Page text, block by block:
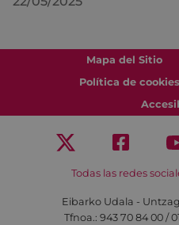
Mapa del Sitio
Política de cookies
Todas las redes
Eibarko Udala -
Tfnoa.: 943 70 84 00 /